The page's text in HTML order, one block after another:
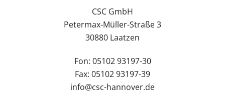
CSC GmbH
Petermax-Müller-Straße 3
30880 Laatzen
Fon: 05102 93197-30
Fax: 05102 93197-39
info@csc-hannover.de